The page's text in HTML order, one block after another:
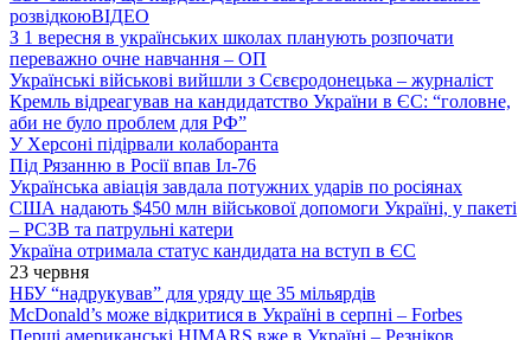
розвідкоюВІДЕО
З 1 вересня в українських школах планують розпочати
переважно очне навчання – ОП
Українські військові вийшли з Сєвєродонецька – журналіст
Кремль відреагував на кандидатство України в ЄС: “головне,
аби не було проблем для РФ”
У Херсоні підірвали колаборанта
Під Рязанню в Росії впав Іл-76
Українська авіація завдала потужних ударів по росіянах
США надають $450 млн військової допомоги Україні, у пакеті
– РСЗВ та патрульні катери
Україна отримала статус кандидата на вступ в ЄС
23 червня
НБУ “надрукував” для уряду ще 35 мільярдів
McDonald’s може відкритися в Україні в серпні – Forbes